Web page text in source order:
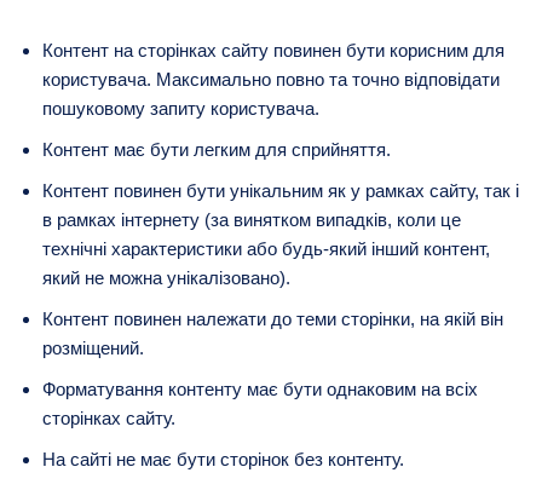
Контент на сторінках сайту повинен бути корисним для
користувача. Максимально повно та точно відповідати
пошуковому запиту користувача.
Контент має бути легким для сприйняття.
Контент повинен бути унікальним як у рамках сайту, так і
в рамках інтернету (за винятком випадків, коли це
технічні характеристики або будь-який інший контент,
який не можна унікалізовано).
Контент повинен належати до теми сторінки, на якій він
розміщений.
Форматування контенту має бути однаковим на всіх
сторінках сайту.
На сайті не має бути сторінок без контенту.